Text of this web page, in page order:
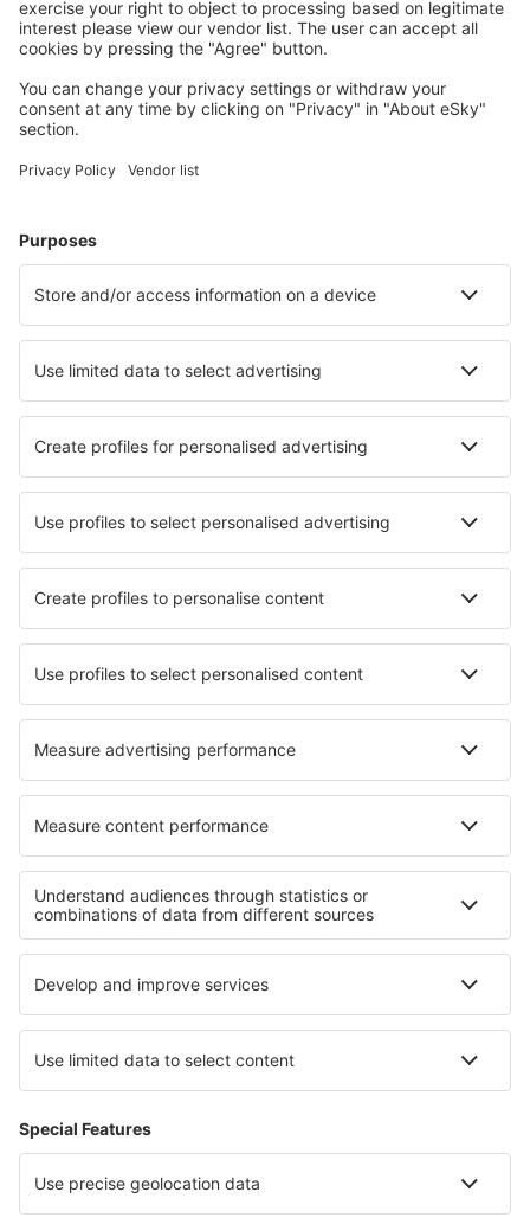
Bespaar meer
Reisaanbiedingen en speciale aanbiedingen voor
geregistreerde gebruikers.
Accommodaties die u bevallen
jeugdherbergen, appartementen en meer.
Hotels in Ierland - Populaire steden
Hotels in Killarney Hotels in Kenmare Hotels in Dublin
Hotels in Clifden Hotels in Galway
Hotels in Maynooth Hotels in Cleggan
Hotels in Killenard
Beste hotels - steden
Hotels in Minden Hotels in Romainmôtier
Hotels in Salomo Hotels in Firminy Hotels in Stelle
Hotels in Höfen Hotels in Ban Pae Hotels in Chambon
Hotels in Breviandes Hotels in Brna
Beste hotels - regio's
Hotels in Ierland Hotels in Opolskie Hotels in Jalisco
Hotels in Vuurland Hotels in Oltenië
Hotels aan de Makarska Rivièra